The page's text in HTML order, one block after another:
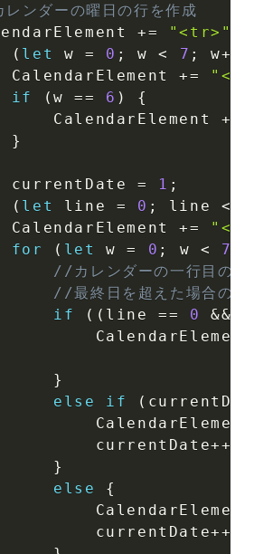
ンダーの曜日の行を作成
+=
"<tr>"
( let w = 0 ; w < 7 ; w++
CalendarElement
+=
if
(w == 6 )
{
CalendarElement
+=
}
currentDate = 1 ;
( let line = 0 ; line <
CalendarElement
+=
for
( let w = 0 ; w < 7
//カレンダーの一行目の場
//最終日を超えた場合の枠
if
( ( line == 0 &&
}
else
if (
currentDate
++
}
else
{
currentDate
++